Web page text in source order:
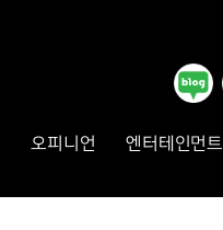
오피니언 엔터테인먼트